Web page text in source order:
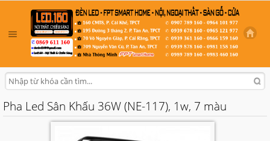
Pha Led Sân Khấu 36W (NE-117), 1w, 7 màu